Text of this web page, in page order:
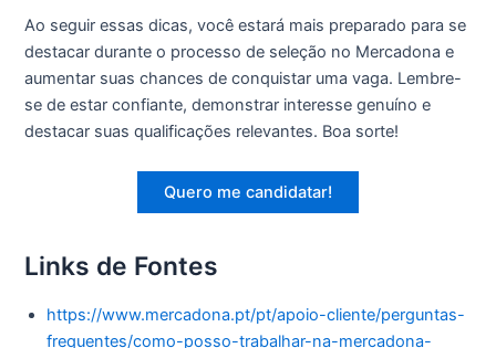
Ao seguir essas dicas, você estará mais preparado para se
destacar durante o processo de seleção no Mercadona e
aumentar suas chances de conquistar uma vaga. Lembre-
se de estar confiante, demonstrar interesse genuíno e
destacar suas qualificações relevantes. Boa sorte!
Quero me candidatar!
Links de Fontes
https://www.mercadona.pt/pt/apoio-cliente/perguntas-
frequentes/como-posso-trabalhar-na-mercadona-